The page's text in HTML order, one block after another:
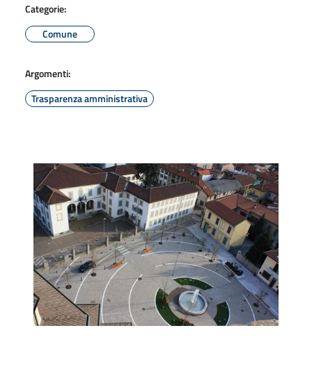
Categorie:
Comune
Argomenti:
Trasparenza amministrativa